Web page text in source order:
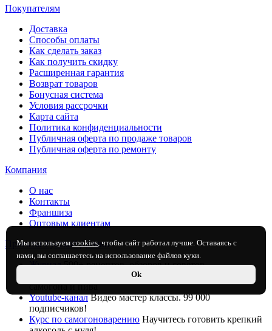
Мы используем cookies, чтобы сайт работал лучше. Оставаясь с
нами, вы соглашаетесь на использование файлов куки.
Ok
Покупателям
Доставка
Способы оплаты
Как сделать заказ
Как получить скидку
Расширенная гарантия
Возврат товаров
Бонусная система
Условия рассрочки
Карта сайта
Политика конфиденциальности
Публичная оферта по продаже товаров
Публичная оферта по ремонту
Компания
О нас
Контакты
Франшиза
Оптовым клиентам
Проекты Русской Дымки
Журнал 500+ рецептов, обзоров и советов
Расчет важных параметров для
самогона и пива
Youtube-канал Видео мастер классы. 99 000
подписчиков!
Курс по самогоноварению Научитесь готовить крепкий